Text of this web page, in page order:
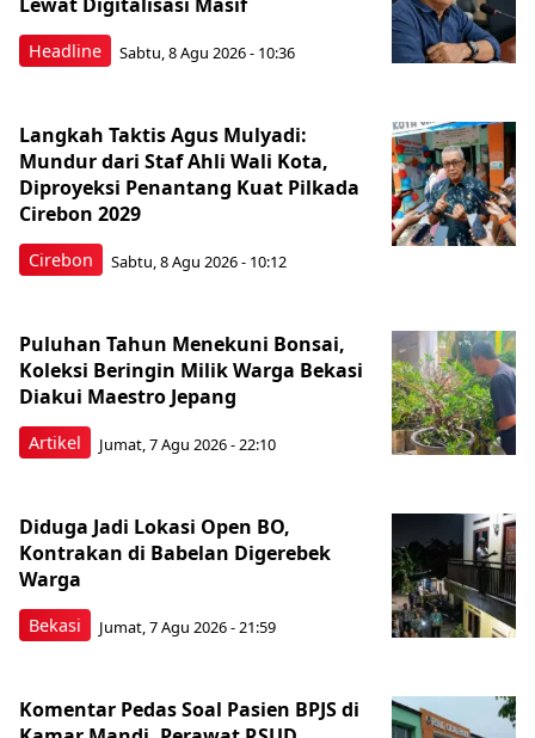
Headline Sabtu, 8 Agu 2026 - 10:36
Cirebon
Langkah Taktis Agus Mulyadi:
Mundur dari Staf Ahli Wali Kota,
Diproyeksi Penantang Kuat Pilkada
Cirebon 2029
Sabtu, 8 Agu 2026 - 10:12
Artikel
Puluhan Tahun Menekuni Bonsai,
Koleksi Beringin Milik Warga Bekasi
Diakui Maestro Jepang
Jumat, 7 Agu 2026 - 22:10
Bekasi
Diduga Jadi Lokasi Open BO,
Kontrakan di Babelan Digerebek
Warga
Jumat, 7 Agu 2026 - 21:59
Komentar Pedas Soal Pasien BPJS di